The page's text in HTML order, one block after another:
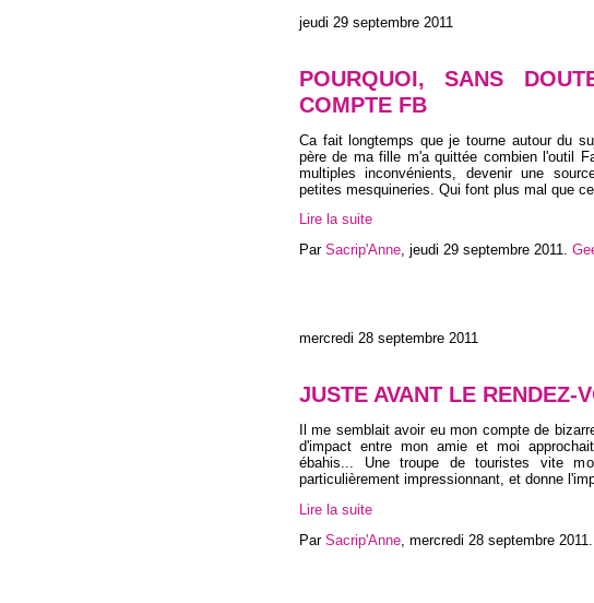
jeudi 29 septembre 2011
POURQUOI, SANS
COMPTE FB
Ca fait longtemps que je tourne autour du
père de ma fille m'a quittée combien l'outil
multiples inconvénients, devenir une
petites mesquineries. Qui font plus mal que
Lire la suite
Par Sacrip'Anne, jeudi 29 septembre 2011.
mercredi 28 septembre 2011
JUSTE AVANT LE RENDEZ-
Il me semblait avoir eu mon compte de
d'impact entre mon amie et moi
ébahis... Une troupe de touristes vite
particulièrement impressionnant, et donne
Lire la suite
Par Sacrip'Anne mercredi 28 septembre 2011